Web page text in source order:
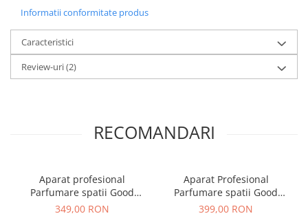
Informatii conformitate produs
Caracteristici
Review-uri(2)
RECOMANDARI
Aparat profesional
Parfumare spatii Good
Scent GS 100, culoare
349,00 RON
Aparat Profesional
Parfumare spatii Good
Scent GS 400, culoare
399,00 RON